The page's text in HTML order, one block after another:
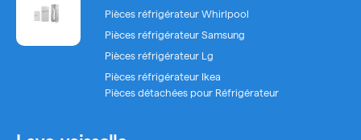
Pièces réfrigérateur Whirlpool
Pièces réfrigérateur Samsung
Pièces réfrigérateur Lg
Pièces réfrigérateur Ikea
Pièces détachées pour Réfrigérateur